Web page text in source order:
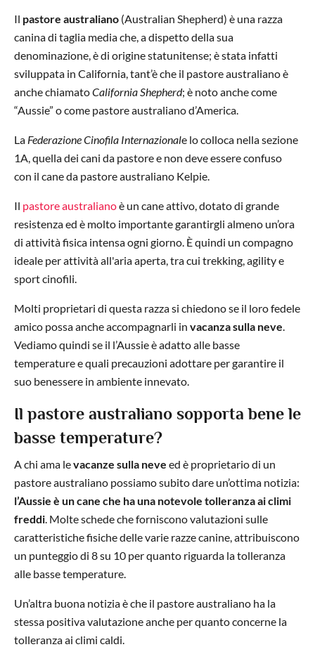
Il pastore australiano (Australian Shepherd) è una razza
canina di taglia media che, a dispetto della sua
denominazione, è di origine statunitense; è stata infatti
sviluppata in California, tant’è che il pastore australiano è
anche chiamatoCalifornia Shepherd; è noto anche come
“Aussie” o come pastore australiano d’America.
La Federazione Cinofila Internazionale lo colloca nella sezione
1A, quella dei cani da pastore e non deve essere confuso
con il cane da pastore australiano Kelpie.
Il pastore australianoè un cane attivo, dotato di grande
resistenza ed è molto importante garantirgli almeno un’ora
di attività fisica intensa ogni giorno. È quindi un compagno
ideale per attività all'aria aperta, tra cui trekking, agility e
sport cinofili.
Molti proprietari di questa razza si chiedono se il loro fedele
amico possa anche accompagnarli in vacanza sulla neve
Vediamo quindi se il l’Aussie è adatto alle basse
temperature e quali precauzioni adottare per garantire il
suo benessere in ambiente innevato.
Il pastore australiano sopporta bene le
basse temperature?
A chi ama levacanze sulla neve ed è proprietario di un
pastore australiano possiamo subito dare un’ottima notizia:
l’Aussie è un cane che ha una notevole tolleranza ai climi
freddi . Molte schede che forniscono valutazioni sulle
caratteristiche fisiche delle varie razze canine, attribuiscono
un punteggio di 8 su 10 per quanto riguarda la tolleranza
alle basse temperature.
Un’altra buona notizia è che il pastore australiano ha la
stessa positiva valutazione anche per quanto concerne la
tolleranza ai climi caldi.